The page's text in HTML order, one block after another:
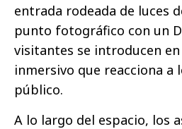
entrada rodeada de luces
punto fotográfico con un
visitantes se introducen en
inmersivo que reacciona a
público.
A lo largo del espacio, los